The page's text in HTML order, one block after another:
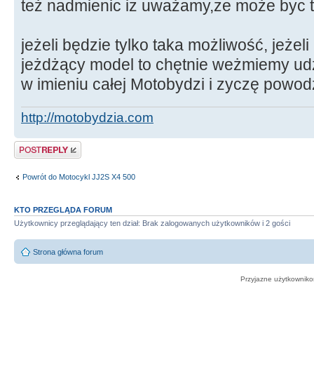
też nadmienic iz uważamy,ze może byc
jeżeli będzie tylko taka możliwość,
jeżdżący model to chętnie weżmiemy
w imieniu całej Motobydzi i zyczę
http://motobydzia.com
Odpowiedz
Powrót do Motocykl JJ2S X4 500
KTO PRZEGLĄDA FORUM
Użytkownicy przeglądający ten dział: Brak zalogowanych użytkowników i 2 gości
Strona główna forum
Przyjazne